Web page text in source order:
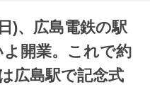
)、広島電鉄の駅
開業。これで約
広島駅で記念式